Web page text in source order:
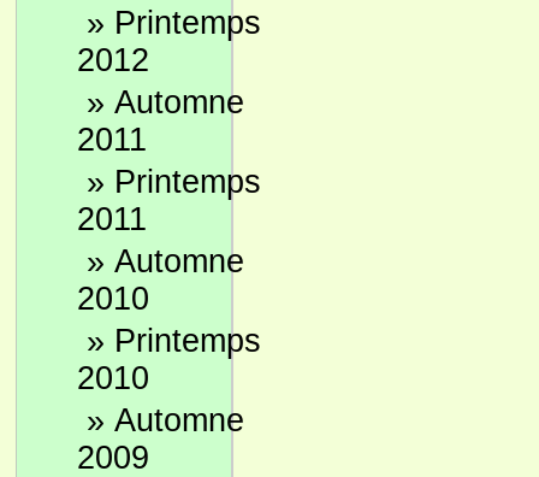
» Printemps
2012
» Automne
2011
» Printemps
2011
» Automne
2010
» Printemps
2010
» Automne
2009